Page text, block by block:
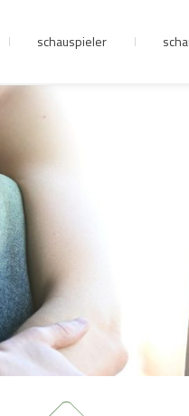
junge riege
schauspieler